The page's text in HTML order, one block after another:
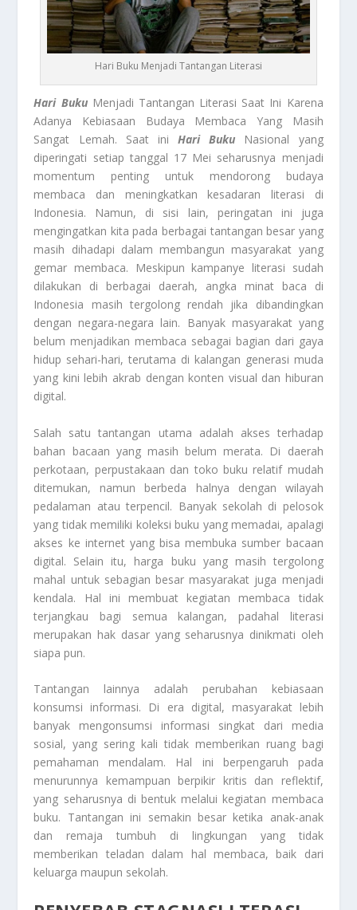
Hari Buku Menjadi Tantangan Literasi
Hari BukuMenjadi Tantangan Literasi Saat Ini Karena
Adanya Kebiasaan Budaya Membaca Yang Masih
Sangat Lemah. Saat iniHari Buku Nasional yang
diperingati setiap tanggal 17 Mei seharusnya menjadi
momentum penting untuk mendorong budaya
membaca dan meningkatkan kesadaran literasi di
Indonesia. Namun, di sisi lain, peringatan ini juga
mengingatkan kita pada berbagai tantangan besar yang
masih dihadapi dalam membangun masyarakat yang
gemar membaca. Meskipun kampanye literasi sudah
dilakukan di berbagai daerah, angka minat baca di
Indonesia masih tergolong rendah jika dibandingkan
dengan negara-negara lain. Banyak masyarakat yang
belum menjadikan membaca sebagai bagian dari gaya
hidup sehari-hari, terutama di kalangan generasi muda
yang kini lebih akrab dengan konten visual dan hiburan
digital.
Salah satu tantangan utama adalah akses terhadap
bahan bacaan yang masih belum merata. Di daerah
perkotaan, perpustakaan dan toko buku relatif mudah
ditemukan, namun berbeda halnya dengan wilayah
pedalaman atau terpencil. Banyak sekolah di pelosok
yang tidak memiliki koleksi buku yang memadai, apalagi
akses ke internet yang bisa membuka sumber bacaan
digital. Selain itu, harga buku yang masih tergolong
mahal untuk sebagian besar masyarakat juga menjadi
kendala. Hal ini membuat kegiatan membaca tidak
terjangkau bagi semua kalangan, padahal literasi
merupakan hak dasar yang seharusnya dinikmati oleh
siapa pun.
Tantangan lainnya adalah perubahan kebiasaan
konsumsi informasi. Di era digital, masyarakat lebih
banyak mengonsumsi informasi singkat dari media
sosial, yang sering kali tidak memberikan ruang bagi
pemahaman mendalam. Hal ini berpengaruh pada
menurunnya kemampuan berpikir kritis dan reflektif,
yang seharusnya di bentuk melalui kegiatan membaca
buku. Tantangan ini semakin besar ketika anak-anak
dan remaja tumbuh di lingkungan yang tidak
memberikan teladan dalam hal membaca, baik dari
keluarga maupun sekolah.